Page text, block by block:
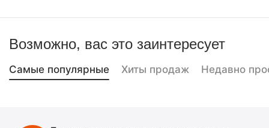
Возможно, вас это заинтересует
Самые популярные Хиты продаж Недавно